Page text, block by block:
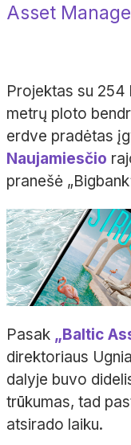
Asset
Projektas su 254
metrų ploto
erdve pradėtas
Naujamiesčio
pranešė
Pasak „Baltic
direktoriaus
dalyje buvo
trūkumas, tad
atsirado laiku.